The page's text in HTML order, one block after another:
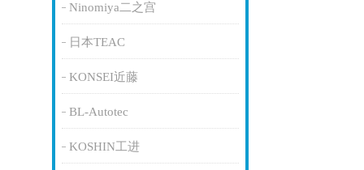
Ninomiya二之宫
日本TEAC
KONSEI近藤
BL-Autotec
KOSHIN工进